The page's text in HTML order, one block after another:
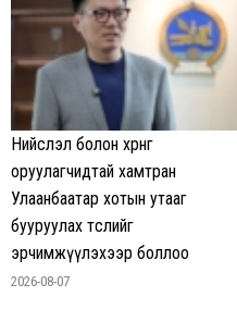
Нийслэл болон хөрөнгө
оруулагчидтай хамтран
Улаанбаатар хотын утааг
бууруулах төслийг
эрчимжүүлэхээр боллоо
2026-08-07